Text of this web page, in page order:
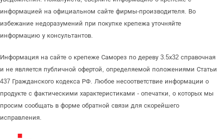
информацией на официальном сайте фирмы-производителя. Во
избежание недоразумений при покупке крепежа уточняйте
информацию у консультантов.
Информация на сайте о крепеже Саморез по дереву 3.5х32 справочная
и не является публичной офертой, определяемой положениями Статьи
437 Гражданского кодекса РФ. Любое несоответствие информации о
продукте с фактическими характеристиками - опечатки, о которых мы
просим сообщать в форме обратной связи для скорейшего
исправления.